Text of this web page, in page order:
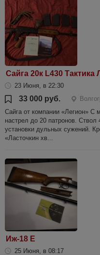
Сайга 20к L430 Тактика
23 Июня, в 22:30
33 000 руб.
Сайга от компании «Легион» С
настрел до 20 патронов.
установки дульных сужений.
«Ласточкин хв...
Иж-18 Е
25 Июня, в 08:17